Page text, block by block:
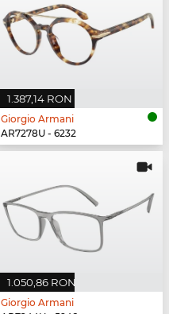
1.387,14 RON
Giorgio Armani
AR7278U - 6232
1.050,86 RON
Giorgio Armani